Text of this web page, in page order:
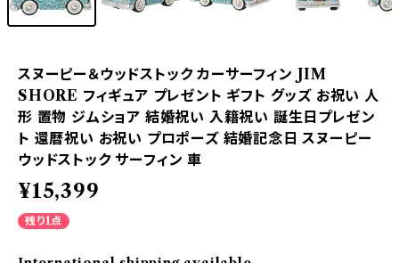
スヌーピー＆ウッドストック カーサーフィン JIM
SHORE フィギュア プレゼント ギフト グッズ お祝い 人
形 置物 ジムショア 結婚祝い 入籍祝い 誕生日プレゼン
ト 還暦祝い お祝い プロポーズ 結婚記念日 スヌーピー
ウッドストック サーフィン 車
¥15,399
残り1点